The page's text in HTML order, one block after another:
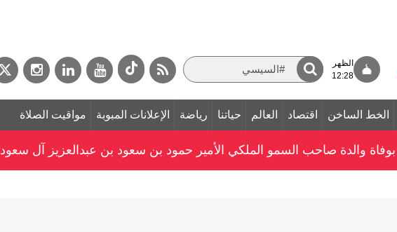
الظهر
12:28
الخط الساخن اقتصاد العالم حياتنا رياضة الإعلانات المبوبة مواقيت الصلاة
بوفاة والدة صاحب السمو الملكي الأمير حمود بن سعود بن عبدالعزيز آل سعود